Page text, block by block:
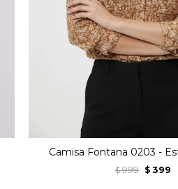
Camisa Fontana 0203 -
$ 999 $ 399